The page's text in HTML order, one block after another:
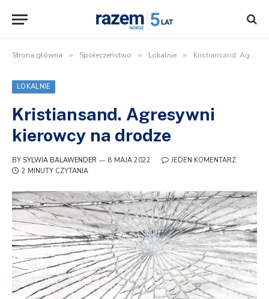
Strona główna » Społeczeństwo » Lokalnie » Kristiansand. Agresywni kierowcy na drodze
LOKALNIE
Kristiansand. Agresywni
kierowcy na drodze
BY SYLWIA BALAWENDER 8 MAJA 2022
JEDEN KOMENTARZ
2 MINUTY CZYTANIA